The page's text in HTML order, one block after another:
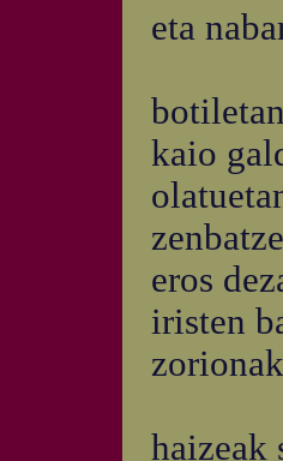
eta
kaio
eros
iristen
haizeak